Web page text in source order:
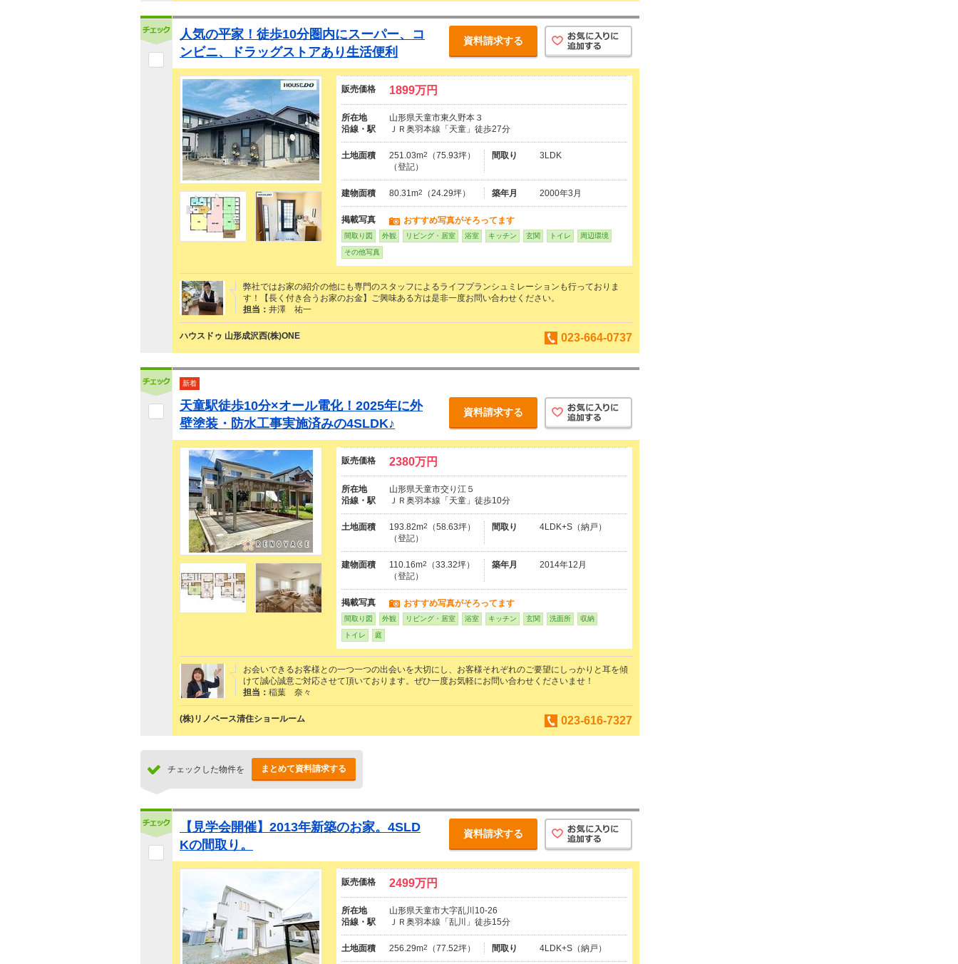
人気の平家！徒歩10分圏内にスーパー、コ
ンビニ、ドラッグストアあり生活便利
資料請求する
販売価格 1899万円
所在地
山形県天童市東久野本３
沿線・駅
ＪＲ奥羽本線「天童」徒歩27分
土地面積 251.03m2
（75.93坪）
（登記）
間取り 3LDK
建物面積 80.31m2 （24.29坪） 築年月 2000年3月
掲載写真 おすすめ写真がそろってます
間取り図 外観 リビング・居室 浴室 キッチン 玄関 トイレ 周辺環境
その他写真
弊社ではお家の紹介の他にも専門のスタッフによるライフプランシュミレーションも行っておりま
す！【長く付き合うお家のお金】ご興味ある方は是非一度お問い合わせください。
担当： 井澤 祐一
ハウスドゥ 山形成沢西(株)ONE 023-664-0737
新着
天童駅徒歩10分×オール電化！2025年に外
壁塗装・防水工事実施済みの4SLDK♪
資料請求する
販売価格 2380万円
所在地
山形県天童市交り江５
沿線・駅
ＪＲ奥羽本線「天童」徒歩10分
土地面積 193.82m2
（58.63坪）
（登記）
間取り 4LDK+S（納戸）
建物面積 110.16m2
（33.32坪）
（登記）
築年月 2014年12月
掲載写真 おすすめ写真がそろってます
間取り図 外観 リビング・居室 浴室 キッチン 玄関 洗面所 収納
トイレ 庭
お会いできるお客様との一つ一つの出会いを大切にし、お客様それぞれのご要望にしっかりと耳を傾
けて誠心誠意ご対応させて頂いております。ぜひ一度お気軽にお問い合わせくださいませ！
担当： 稲葉 奈々
(株)リノベース清住ショールーム 023-616-7327
チェックした物件を まとめて資料請求する
【見学会開催】2013年新築のお家。4SLD
Kの間取り。
資料請求する
販売価格 2499万円
所在地
山形県天童市大字乱川10-26
沿線・駅
ＪＲ奥羽本線「乱川」徒歩15分
土地面積 256.29m2 （77.52坪） 間取り 4LDK+S（納戸）